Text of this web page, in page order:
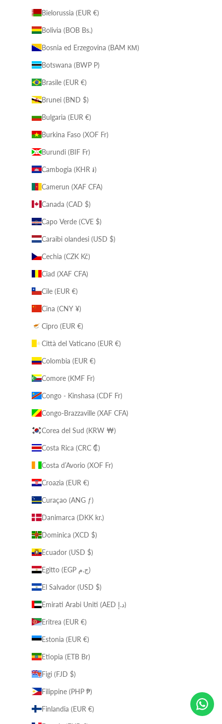
Bielorussia (EUR €)
Bolivia (BOB Bs.)
Bosnia ed Erzegovina (BAM КМ)
Botswana (BWP P)
Brasile (EUR €)
Brunei (BND $)
Bulgaria (EUR €)
Burkina Faso (XOF Fr)
Burundi (BIF Fr)
Cambogia (KHR ៛)
Camerun (XAF CFA)
Canada (CAD $)
Capo Verde (CVE $)
Caraibi olandesi (USD $)
Cechia (CZK Kč)
Ciad (XAF CFA)
Cile (EUR €)
Cina (CNY ¥)
Cipro (EUR €)
Città del Vaticano (EUR €)
Colombia (EUR €)
Comore (KMF Fr)
Congo - Kinshasa (CDF Fr)
Congo-Brazzaville (XAF CFA)
Corea del Sud (KRW ₩)
Costa Rica (CRC ₡)
Costa d’Avorio (XOF Fr)
Croazia (EUR €)
Curaçao (ANG ƒ)
Danimarca (DKK kr.)
Dominica (XCD $)
Ecuador (USD $)
Egitto (EGP ج.م)
El Salvador (USD $)
Emirati Arabi Uniti (AED د.إ)
Eritrea (EUR €)
Estonia (EUR €)
Etiopia (ETB Br)
Figi (FJD $)
Filippine (PHP ₱)
Finlandia (EUR €)